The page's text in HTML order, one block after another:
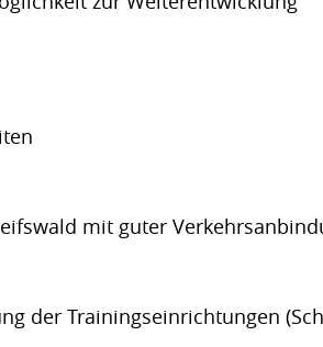
mit guter
der Trainingseinrichtungen